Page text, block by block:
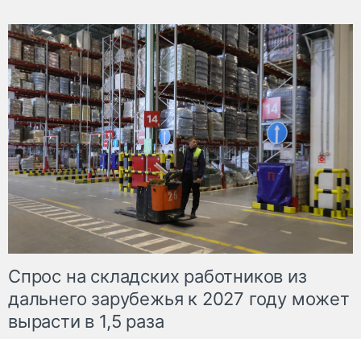
Спрос на складских работников из
дальнего зарубежья к 2027 году может
вырасти в 1,5 раза